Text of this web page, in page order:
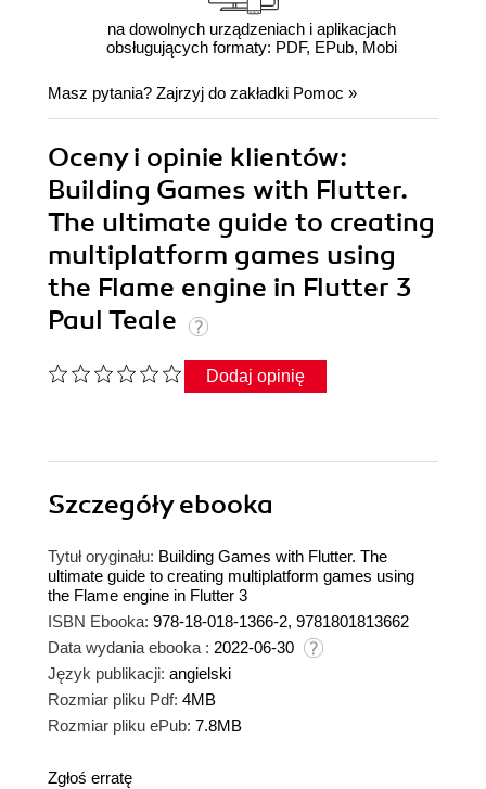
na dowolnych urządzeniach i aplikacjach
obsługujących formaty: PDF, EPub, Mobi
Masz pytania? Zajrzyj do zakładki Pomoc »
Oceny i opinie klientów:
Building Games with Flutter.
The ultimate guide to creating
multiplatform games using
the Flame engine in Flutter 3
Paul Teale
Dodaj opinię
Szczegółyebooka
Tytuł oryginału: Building Games with Flutter. The
ultimate guide to creating multiplatform games using
the Flame engine in Flutter 3
ISBN Ebooka: 978-18-018-1366-2, 9781801813662
Data wydania ebooka : 2022-06-30
Język publikacji: angielski
Rozmiar pliku Pdf: 4MB
Rozmiar pliku ePub: 7.8MB
Zgłoś erratę